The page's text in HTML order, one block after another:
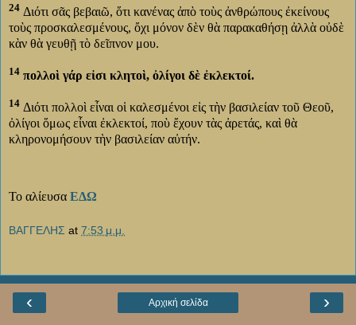
24 Διότι σᾶς βεβαιῶ, ὅτι κανένας ἀπὸ τοὺς ἀνθρώπους ἐκείνους
τοὺς προσκαλεσμένους, ὄχι μόνον δὲν θὰ παρακαθήσῃ ἀλλὰ οὐδὲ
κὰν θὰ γευθῇ τὸ δεῖπνον μου.
14 πολλοὶ γάρ εἰσι κλητοὶ, ὀλίγοι δὲ ἐκλεκτοί.
14 Διότι πολλοὶ εἶναι οἱ καλεσμένοι εἰς τὴν βασιλείαν τοῦ Θεοῦ,
ὀλίγοι ὅμως εἶναι ἐκλεκτοί, ποὺ ἔχουν τὰς ἀρετάς, καὶ θὰ
κληρονομήσουν τὴν βασιλείαν αὐτήν.
Το αλίευσα ΕΔΩ
ΒΑΓΓΕΛΗΣ at 7:53 μ.μ.
‹ ›
Αρχική σελίδα